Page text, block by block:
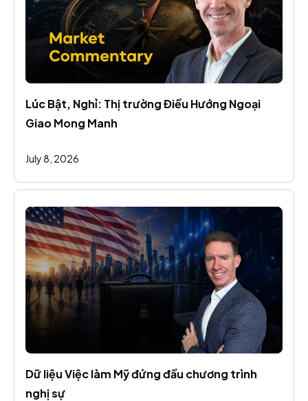
Lúc Bật, Nghỉ: Thị trường Điều Hướng Ngoại
Giao Mong Manh
July 8, 2026
Dữ liệu Việc làm Mỹ đứng đầu chương trình
nghị sự